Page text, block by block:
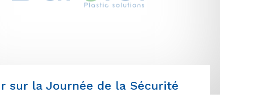
sur la Journée de la Sécurité